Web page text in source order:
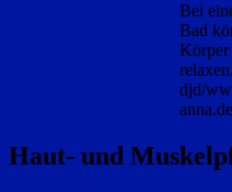
Bei
Bad
Körper
djd/
Haut- und